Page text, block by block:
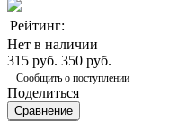
Рейтинг:
Нет в наличии
315 руб. 350 руб.
Сообщить о поступлении
Поделиться
Сравнение